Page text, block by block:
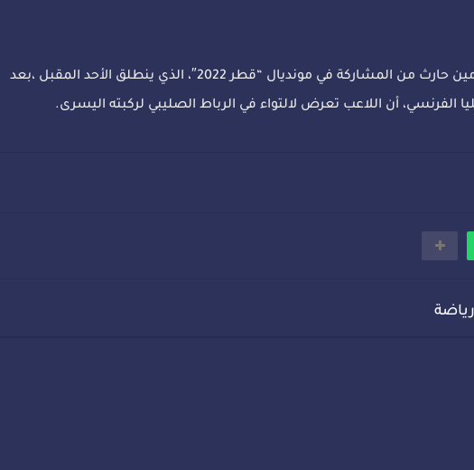
ولن يتمكن الدولي المغربي أمين حارث من المشاركة في مونديال “قطر 2022″، الذي ينطلق الأحد المقبل ،بعد
الفرنسي، أن اللاعب تعرض لالتواء في الرباط الصليبي لركبته اليسرى.